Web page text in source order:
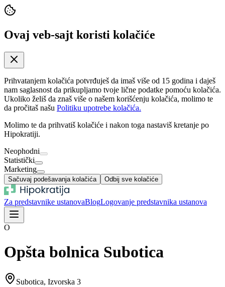
Ovaj veb-sajt koristi kolačiće
Prihvatanjem kolačića potvrđuješ da imaš više od 15 godina i daješ
nam saglasnost da prikupljamo tvoje lične podatke pomoću kolačića.
Ukoliko želiš da znaš više o našem korišćenju kolačića, molimo te
da pročitaš našu Politiku upotrebe kolačića.
Molimo te da prihvatiš kolačiće i nakon toga nastaviš kretanje po
Hipokratiji.
Neophodni
Statistički
Marketing
Sačuvaj podešavanja kolačića Odbij sve kolačiće
Za predstavnike ustanovaBlogLogovanje predstavnika ustanova
O
Opšta bolnica Subotica
Subotica, Izvorska 3